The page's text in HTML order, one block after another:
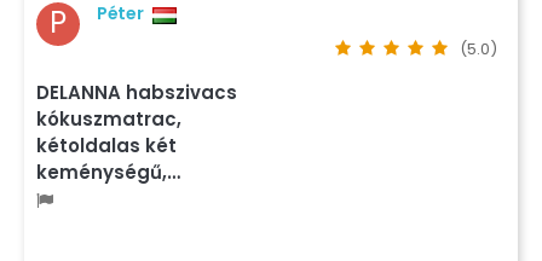
P Péter
(5.0)
DELANNA habszivacs
kókuszmatrac,
kétoldalas két
keménységű,…